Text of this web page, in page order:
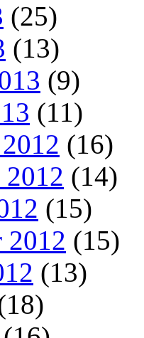
(25)
(13)
(9)
(11)
(16)
2012 (14)
(15)
2012 (15)
(13)